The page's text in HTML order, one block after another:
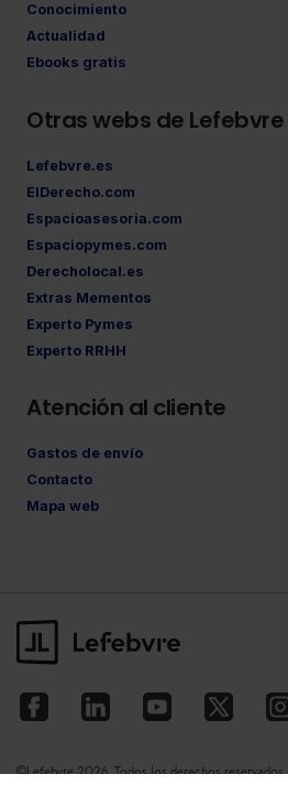
Conocimiento
Actualidad
Ebooks gratis
Otras webs de Lefebvre
Lefebvre.es
ElDerecho.com
Espacioasesoria.com
Espaciopymes.com
Derecholocal.es
Extras Mementos
Experto Pymes
Experto RRHH
Atención al cliente
Gastos de envío
Contacto
Mapa web
©Lefebvre2026. Todos los derechos reservados.